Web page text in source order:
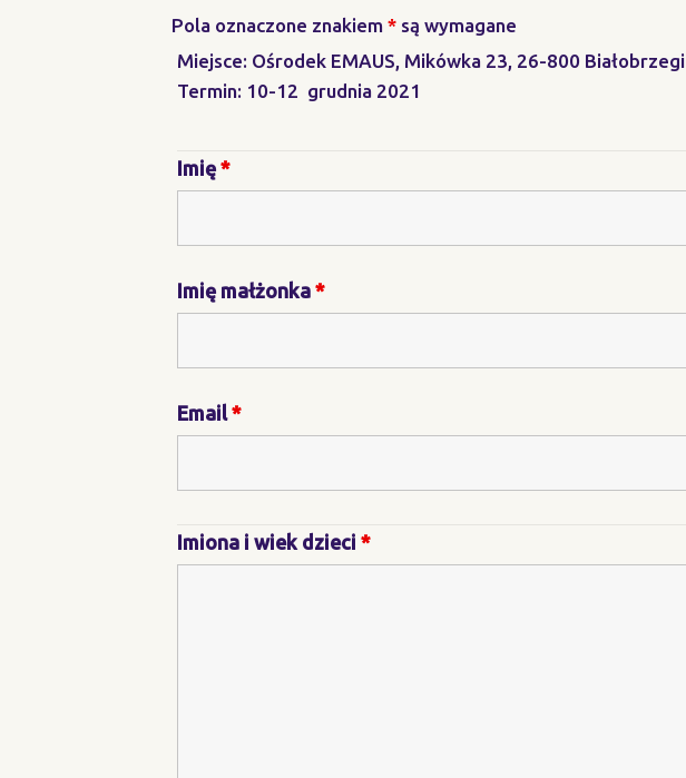
Pola oznaczone znakiem * są wymagane
Miejsce: Ośrodek EMAUS, Mikówka 23, 26-800 Białobrzegi
Termin: 10-12 grudnia 2021
Imię *
Imię małżonka *
Email*
Imiona i wiek dzieci *